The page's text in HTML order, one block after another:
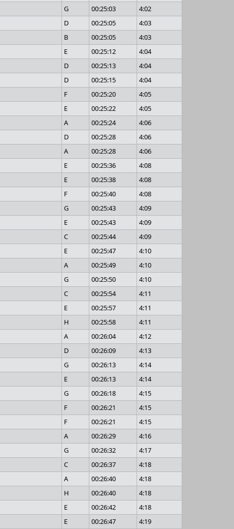
G 00:25:03
4:02
D 00:25:05
4:03
B 00:25:05
4:03
E 00:25:12
4:04
D 00:25:13
4:04
D 00:25:15
4:04
F 00:25:20
4:05
E 00:25:22
4:05
A 00:25:24
4:06
D 00:25:28
4:06
A 00:25:28
4:06
E 00:25:36
4:08
E 00:25:38
4:08
F 00:25:40
4:08
G 00:25:43
4:09
E 00:25:43
4:09
C 00:25:44
4:09
E 00:25:47
4:10
A 00:25:49
4:10
G 00:25:50
4:10
C 00:25:54
4:11
E 00:25:57
4:11
H 00:25:58
4:11
A 00:26:04
4:12
D 00:26:09
4:13
G 00:26:13
4:14
E 00:26:13
4:14
G 00:26:18
4:15
F 00:26:21
4:15
F 00:26:21
4:15
A 00:26:29
4:16
G 00:26:32
4:17
C 00:26:37
4:18
A 00:26:40
4:18
H 00:26:40
4:18
E 00:26:42
4:18
E 00:26:47 4:19